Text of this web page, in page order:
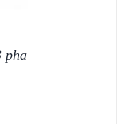
pha